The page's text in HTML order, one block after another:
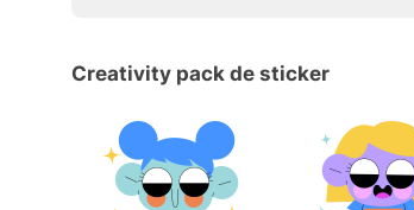
Creativity pack de sticker